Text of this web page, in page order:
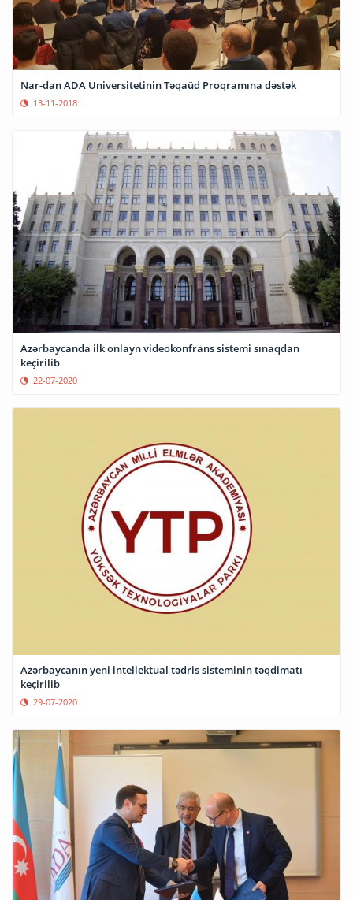
Nar-dan ADA Universitetinin Təqaüd Proqramına dəstək
13-11-2018
Azərbaycanda ilk onlayn videokonfrans sistemi sınaqdan
keçirilib
22-07-2020
Azərbaycanın yeni intellektual tədris sisteminin təqdimatı
keçirilib
29-07-2020